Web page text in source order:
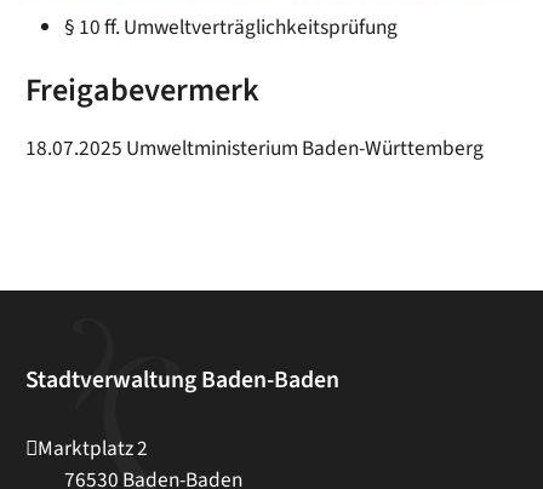
§ 10 ff. Umweltverträglichkeitsprüfung
Freigabevermerk
18.07.2025 Umweltministerium Baden-Württemberg
Stadtverwaltung Baden-Baden
Marktplatz 2
76530 Baden-Baden